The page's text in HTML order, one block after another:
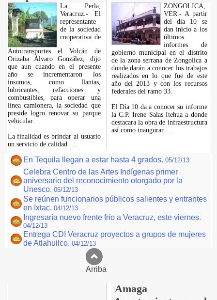
La Perla,
Veracruz.- El
representante
de la sociedad
cooperativa de
Autotransportes el Volcán de
Orizaba Álvaro González, dijo
que aun cuando en el presente
año se incrementaron los
insumos, como llantas,
lubricantes, refacciones y
combustibles, para operar una
línea camionera, la sociedad que
preside logro renovar su parque
vehicular.
La finalidad es brindar al usuario
un servicio de calidad
ZONGOLICA,
VER.- A partir
del día 10 se
dan inicio a los
últimos
informes de
gobierno municipal en el distrito
de la zona serrana de Zongolica a
donde darán a conocer los trabajos
realizados en lo que fue de este
año del 2013 y con los recursos
federales del ramo 33.
El Día 10 da a conocer su informe
la C.P. Irene Salas Itehua a donde
destacara la obra de infraestructura
así como inaugurar
En Tequila llegan a estar hasta 4 grados. 05/12/13
Celebra Centro de las Artes Indígenas primer
aniversario del reconocimiento otorgado por la
Unesco. 05/12/13
Se reúnen funcionarios públicos salientes y entrantes
en Ixtac. 04/12/13
Ingresaría nuevo frente frío a Veracruz, este viernes.
04/12/13
Entrega CDI Veracruz proyectos a grupos de mujeres
de Atlahuilco. 04/12/13
Arriba
Amaga